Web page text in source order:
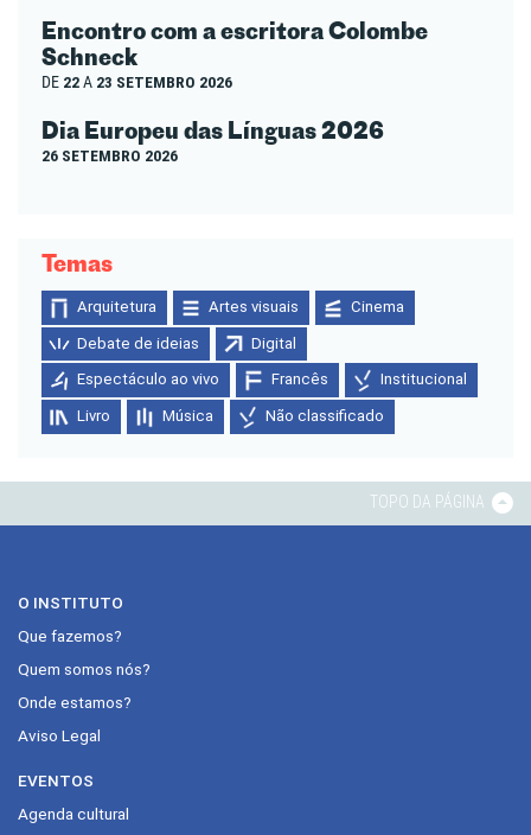
Encontro com a escritora Colombe
Schneck
DE 22A 23 SETEMBRO 2026
Dia Europeu das Línguas 2026
26 SETEMBRO 2026
Temas
Arquitetura Artes visuais Cinema
Debate de ideias Digital
Espectáculo ao vivo Francês Institucional
Livro Música Não classificado
TOPO DA PÁGINA
O INSTITUTO
Que fazemos?
Quem somos nós?
Onde estamos?
Aviso Legal
EVENTOS
Agenda cultural